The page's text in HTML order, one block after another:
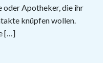
oder Apotheker, die ihr
knüpfen wollen.
[…]